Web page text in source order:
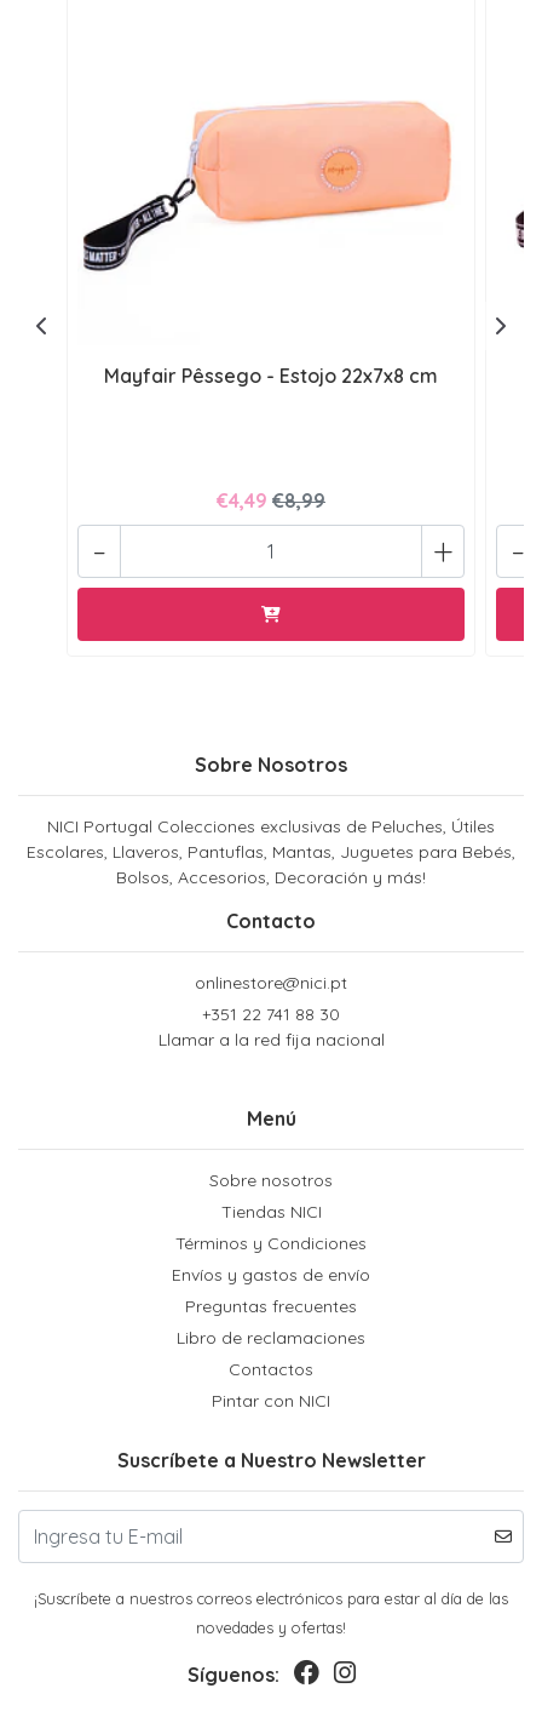
Mayfair Pêssego - Estojo 22x7x8 cm
€4,49 €8,99
+
- -
Sobre Nosotros
NICI Portugal Colecciones exclusivas de Peluches, Útiles
Escolares, Llaveros, Pantuflas, Mantas, Juguetes para Bebés,
Bolsos, Accesorios, Decoración y más!
Contacto
onlinestore@nici.pt
+351 22 741 88 30
Llamar a la red fija nacional
Menú
Sobre nosotros
Tiendas NICI
Términos y Condiciones
Envíos y gastos de envío
Preguntas frecuentes
Libro de reclamaciones
Contactos
Pintar con NICI
Suscríbete a Nuestro Newsletter
¡Suscríbete a nuestros correos electrónicos para estar al día de las
novedades y ofertas!
Síguenos: